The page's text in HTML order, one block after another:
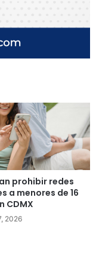
prohibir redes
a menores de 16
CDMX
2026